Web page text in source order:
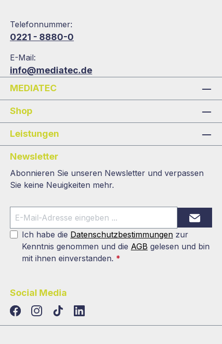
Telefonnummer:
0221 - 8880-0
E-Mail:
info@mediatec.de
MEDIATEC
Shop
Leistungen
Newsletter
Abonnieren Sie unseren Newsletter und verpassen
Sie keine Neuigkeiten mehr.
Ich habe die Datenschutzbestimmungen zur
Kenntnis genommen und die AGB gelesen und bin
mit ihnen einverstanden. *
Social Media
TikTokLinkedIn